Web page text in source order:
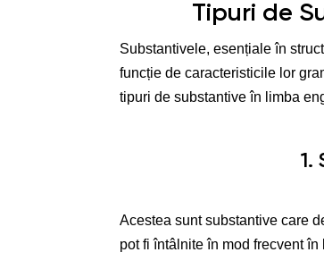
Tipuri de
Substantivele, esențiale în
funcție de caracteristicile lor
tipuri de substantive în limba
1.
Acestea sunt substantive care
pot fi întâlnite în mod frecvent